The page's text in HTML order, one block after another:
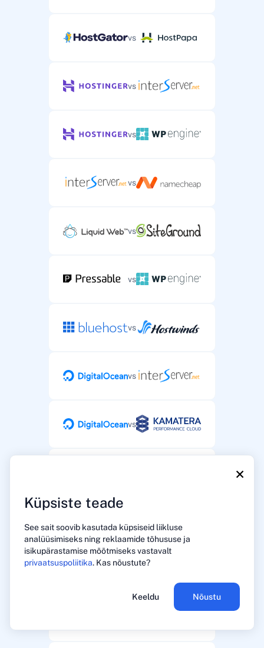
×
Küpsiste teade
See sait soovib kasutada küpsiseid liikluse
analüüsimiseks ning reklaamide tõhususe ja
isikupärastamise mõõtmiseks vastavalt
privaatsuspoliitika. Kas nõustute?
Keeldu Nõustu
vs
vs
vs
vs
vs
vs
vs
vs
vs
vs